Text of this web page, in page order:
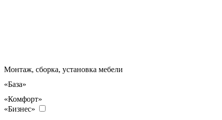
Монтаж, сборка, установка мебели
«База»
«Комфорт»
«Бизнес»